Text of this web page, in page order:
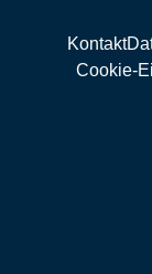
Kontakt
Cookie-